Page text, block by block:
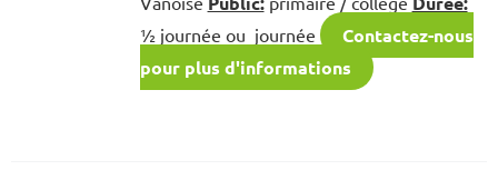
½ journée ou journée
Contactez-nous
pour plus d'informations